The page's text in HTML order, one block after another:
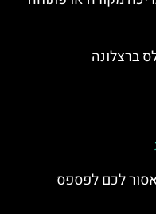
ברצלונה
שאסור לכם לפספס